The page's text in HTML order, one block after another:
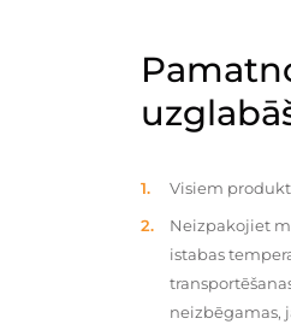
Visiem
Neizpakojiet
istabas
neizbēgamas,